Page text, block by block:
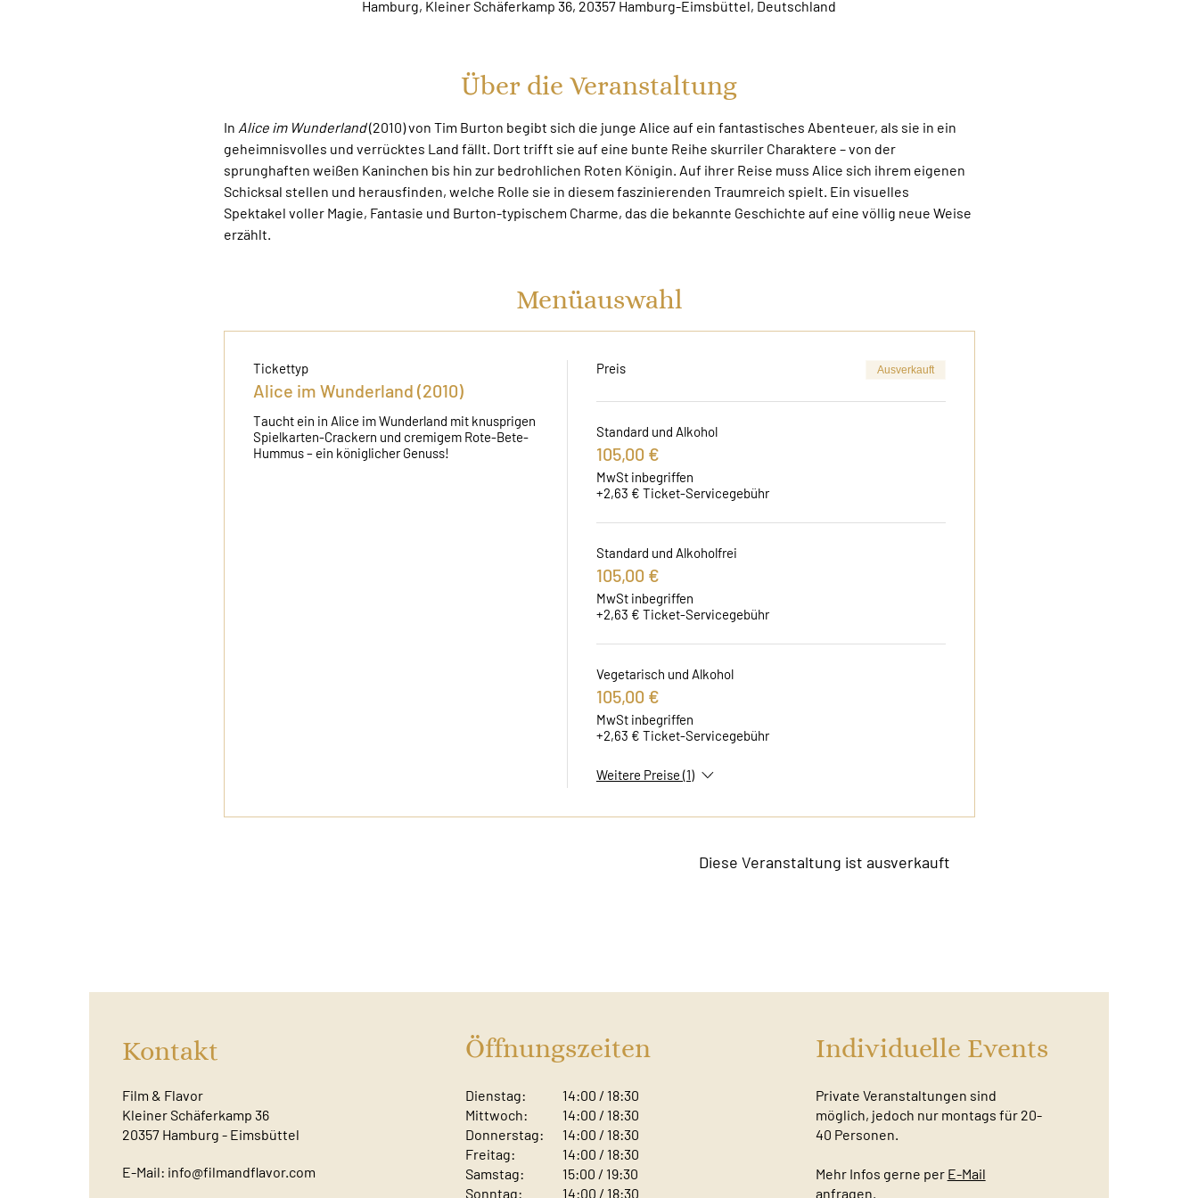
Hamburg, Kleiner Schäferkamp 36, 20357 Hamburg-Eimsbüttel, Deutschland
Über die Veranstaltung
In Alice im Wunderland (2010) von Tim Burton begibt sich die junge Alice auf ein fantastisches Abenteuer, als sie in ein
geheimnisvolles und verrücktes Land fällt. Dort trifft sie auf eine bunte Reihe skurriler Charaktere – von der
sprunghaften weißen Kaninchen bis hin zur bedrohlichen Roten Königin. Auf ihrer Reise muss Alice sich ihrem eigenen
Schicksal stellen und herausfinden, welche Rolle sie in diesem faszinierenden Traumreich spielt. Ein visuelles
Spektakel voller Magie, Fantasie und Burton-typischem Charme, das die bekannte Geschichte auf eine völlig neue Weise
erzählt.
Menüauswahl
Tickettyp
Alice im Wunderland (2010)
Taucht ein in Alice im Wunderland mit knusprigen
Spielkarten-Crackern und cremigem Rote-Bete-
Hummus – ein königlicher Genuss!
Preis Ausverkauft
Standard und Alkohol
105,00 €
MwSt inbegriffen
+2,63 € Ticket-Servicegebühr
Standard und Alkoholfrei
105,00 €
MwSt inbegriffen
+2,63 € Ticket-Servicegebühr
Vegetarisch und Alkohol
105,00 €
MwSt inbegriffen
+2,63 € Ticket-Servicegebühr
Weitere Preise (1)
Diese Veranstaltung ist ausverkauft
Kontakt
Film & Flavor
Kleiner Schäferkamp 36
20357 Hamburg - Eimsbüttel
E-Mail: info@filmandflavor.com
Öffnungszeiten
Dienstag:
Mittwoch:
Donnerstag:
Freitag:
Samstag:
Sonntag: ​
14:00 / 18:30
14:00 / 18:30
14:00 / 18:30
14:00 / 18:30
15:00 / 19:30
14:00 / 18:30
Individuelle Events
Private Veranstaltungen sind
möglich, jedoch nur montags für 20-
40 Personen.
Mehr Infos gerne per E-Mail
anfragen.